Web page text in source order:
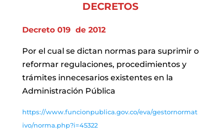
DECRETOS
Decreto 019 de 2012
Por el cual se dictan normas para suprimir o
reformar regulaciones, procedimientos y
trámites innecesarios existentes en la
Administración Pública
https://www.funcionpublica.gov.co/eva/gestornormat
ivo/norma.php?i=45322